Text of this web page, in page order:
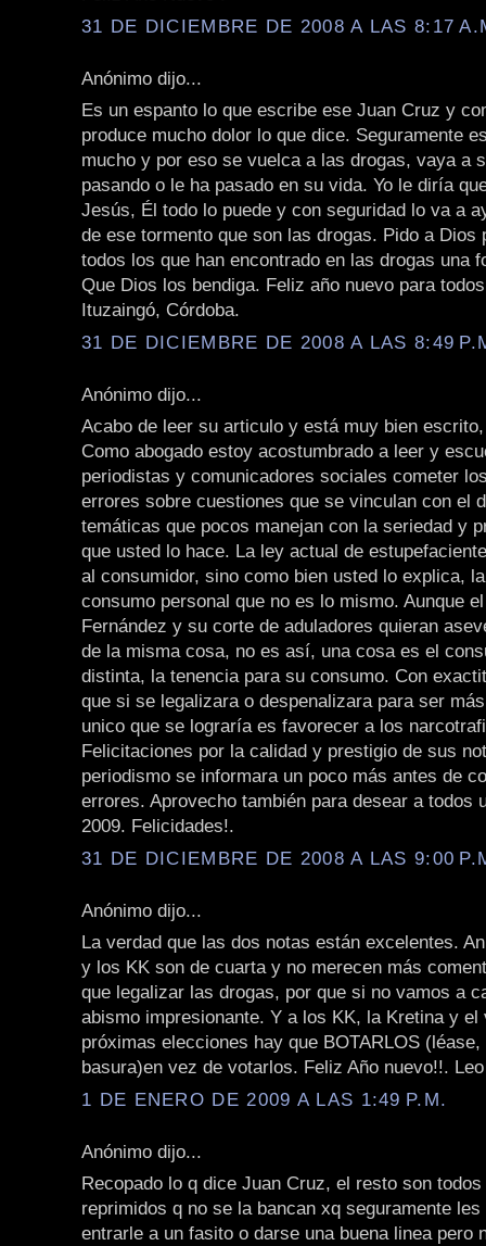
31 DE DICIEMBRE DE 2008 A LAS 8:17
Anónimo dijo...
Es un espanto lo que escribe ese Juan Cruz y
produce mucho dolor lo que dice. Seguramente
mucho y por eso se vuelca a las drogas, vaya a
pasando o le ha pasado en su vida. Yo le diría
Jesús, Él todo lo puede y con seguridad lo va a
de ese tormento que son las drogas. Pido a Dios
todos los que han encontrado en las drogas una
Que Dios los bendiga. Feliz año nuevo para
Ituzaingó, Córdoba.
31 DE DICIEMBRE DE 2008 A LAS 8:49
Anónimo dijo...
Acabo de leer su articulo y está muy bien
Como abogado estoy acostumbrado a leer y
periodistas y comunicadores sociales cometer
errores sobre cuestiones que se vinculan con el
temáticas que pocos manejan con la seriedad y
que usted lo hace. La ley actual de
al consumidor, sino como bien usted lo explica,
consumo personal que no es lo mismo. Aunque
Fernández y su corte de aduladores quieran
de la misma cosa, no es así, una cosa es el
distinta, la tenencia para su consumo. Con
que si se legalizara o despenalizara para ser
unico que se lograría es favorecer a los
Felicitaciones por la calidad y prestigio de sus
periodismo se informara un poco más antes de
errores. Aprovecho también para desear a todos
2009. Felicidades!.
31 DE DICIEMBRE DE 2008 A LAS 9:00
Anónimo dijo...
La verdad que las dos notas están excelentes.
y los KK son de cuarta y no merecen más
que legalizar las drogas, por que si no vamos a
abismo impresionante. Y a los KK, la Kretina y el
próximas elecciones hay que BOTARLOS
basura)en vez de votarlos. Feliz Año nuevo!!. Leo
1 DE ENERO DE 2009 A LAS 1:49 P.M.
Anónimo dijo...
Recopado lo q dice Juan Cruz, el resto son
reprimidos q no se la bancan xq seguramente les
entrarle a un fasito o darse una buena linea pero